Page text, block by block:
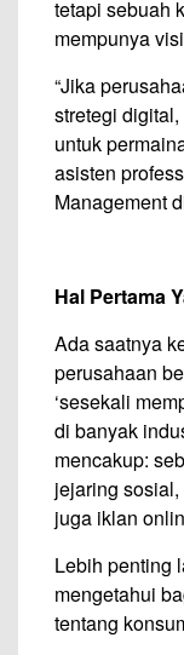
tetapi sebuah
mempunya
“Jika
stretegi
untuk
asisten
Management
Hal Pertama
Ada saatnya
perusahaan
‘sesekali
di banyak
mencakup:
jejaring
juga iklan
Lebih penting
mengetahui
tentang